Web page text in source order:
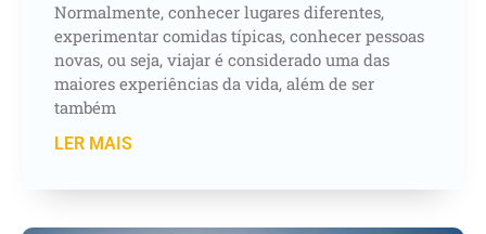
Normalmente, conhecer lugares diferentes,
experimentar comidas típicas, conhecer pessoas
novas, ou seja, viajar é considerado uma das
maiores experiências da vida, além de ser
também
LER MAIS